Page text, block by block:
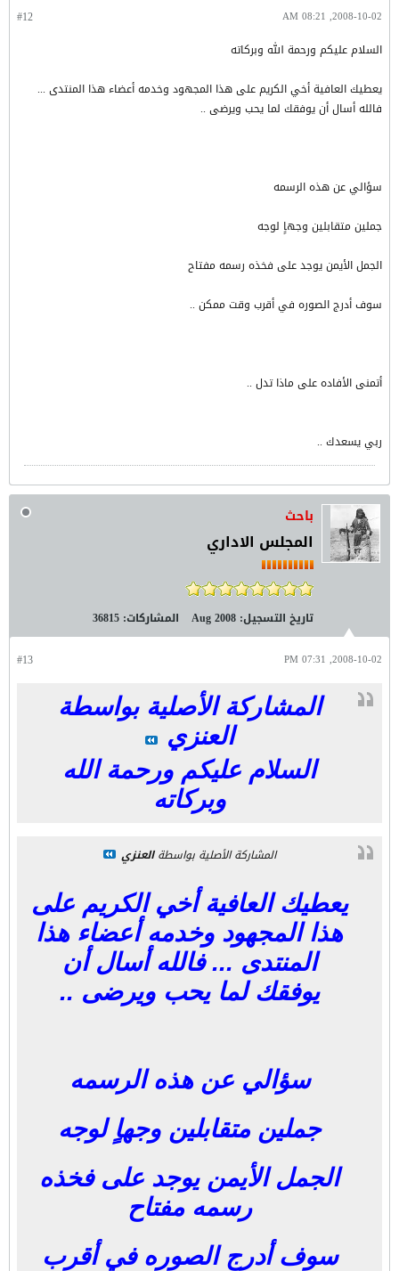
#12 2008-10-02, 08:21 AM
السلام عليكم ورحمة الله وبركاته
يعطيك العافية أخي الكريم على هذا المجهود وخدمه أعضاء هذا المنتدى ...
فالله أسال أن يوفقك لما يحب ويرضى ..
سؤالي عن هذه الرسمه
جملين متقابلين وجهاٍ لوجه
الجمل الأيمن يوجد على فخذه رسمه مفتاح
سوف أدرج الصوره في أقرب وقت ممكن ..
أتمنى الأفاده على ماذا تدل ..
ربي يسعدك ..
باحث
المجلس الاداري
تاريخ التسجيل: Aug 2008 المشاركات: 36815
#13 2008-10-02, 07:31 PM
المشاركة الأصلية بواسطة
العنزي
السلام عليكم ورحمة الله
وبركاته
المشاركة الأصلية بواسطةالعنزي
يعطيك العافية أخي الكريم على
هذا المجهود وخدمه أعضاء هذا
المنتدى ... فالله أسال أن
يوفقك لما يحب ويرضى ..
سؤالي عن هذه الرسمه
جملين متقابلين وجهاٍ لوجه
الجمل الأيمن يوجد على فخذه
رسمه مفتاح
سوف أدرج الصوره في أقرب